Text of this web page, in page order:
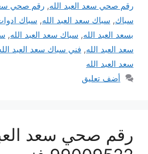
رقم صحي سعد العبد الله, رقم صحي سعد
سباك, سباك سعد العبد الله, سباك
بسعد العبد الله, سباك سعد العبد الله,
سعد العبد الله, فني سباك سعد العبد
سعد العبد الله
أضف تعليق
رقم صحي سعد